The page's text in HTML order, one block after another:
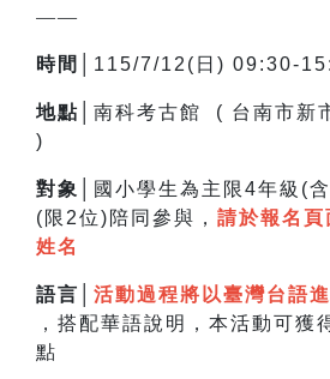
——
時間│ 115/7/12(日) 09:30-
地點│ 南科考古館 ( 台南市新
)
對象│ 國小學生為主限4年級(
(限2位)陪同參與， 請於報名頁
姓名
語言│ 活動過程將以臺灣台語
，搭配華語說明， 本活動可獲
點